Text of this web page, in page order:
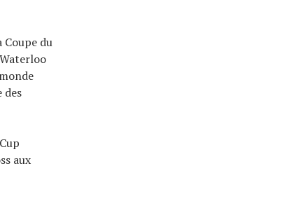
Coupe du
des
aux